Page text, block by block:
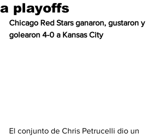
a playoffs
Chicago Red Stars ganaron, gustaron y
golearon 4-0 a Kansas City
El conjunto de Chris Petrucelli dio un